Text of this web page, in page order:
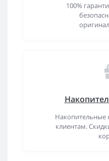
100%
Накопительные
клиентам.